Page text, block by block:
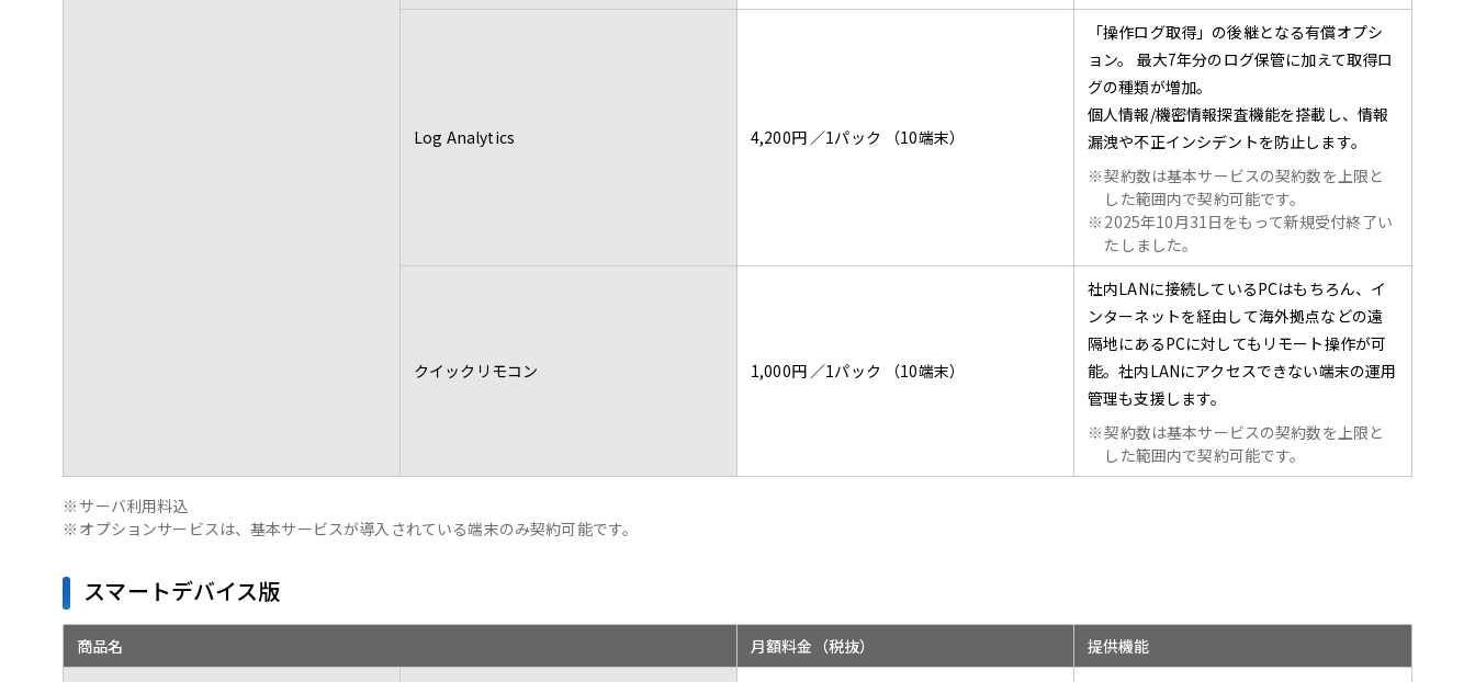
Log Analytics 4,200円 ／1パック （10端末）
「操作ログ取得」の後継となる有償オプシ
ョン。 最大7年分のログ保管に加えて取得ロ
グの種類が増加。
個人情報/機密情報探査機能を搭載し、情報
漏洩や不正インシデントを防⽌します。
※契約数は基本サービスの契約数を上限と
した範囲内で契約可能です。
※ 2025年10月31日をもって新規受付終了い
たしました。
クイックリモコン 1,000円 ／1パック （10端末）
社内LANに接続しているPCはもちろん、イ
ンターネットを経由して海外拠点などの遠
隔地にあるPCに対してもリモート操作が可
能。社内LANにアクセスできない端末の運用
管理も支援します。
※契約数は基本サービスの契約数を上限と
した範囲内で契約可能です。
※ サーバ利用料込
※ オプションサービスは、基本サービスが導入されている端末のみ契約可能です。
スマートデバイス版
商品名 月額料金（税抜） 提供機能